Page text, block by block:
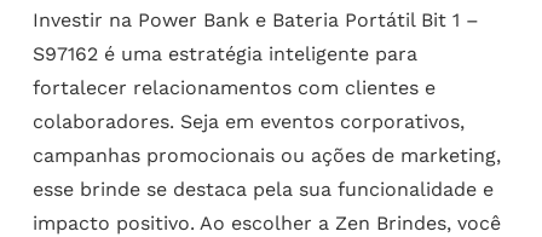
Investir na Power Bank e Bateria Portátil Bit 1 –
S97162 é uma estratégia inteligente para
fortalecer relacionamentos com clientes e
colaboradores. Seja em eventos corporativos,
campanhas promocionais ou ações de marketing,
esse brinde se destaca pela sua funcionalidade e
impacto positivo. Ao escolher a Zen Brindes, você